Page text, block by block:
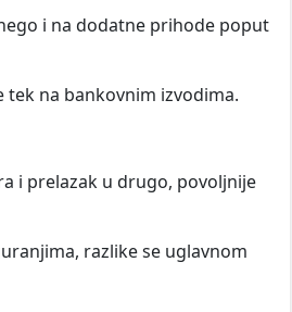
i na dodatne prihode poput
tek na bankovnim izvodima.
i prelazak u drugo, povoljnije
razlike se uglavnom